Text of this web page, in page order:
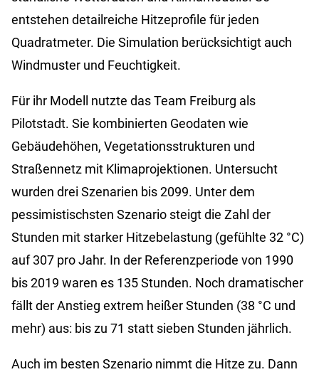
entstehen detailreiche Hitzeprofile für jeden
Quadratmeter. Die Simulation berücksichtigt auch
Windmuster und Feuchtigkeit.
Für ihr Modell nutzte das Team Freiburg als
Pilotstadt. Sie kombinierten Geodaten wie
Gebäudehöhen, Vegetationsstrukturen und
Straßennetz mit Klimaprojektionen. Untersucht
wurden drei Szenarien bis 2099. Unter dem
pessimistischsten Szenario steigt die Zahl der
Stunden mit starker Hitzebelastung (gefühlte 32 °C)
auf 307 pro Jahr. In der Referenzperiode von 1990
bis 2019 waren es 135 Stunden. Noch dramatischer
fällt der Anstieg extrem heißer Stunden (38 °C und
mehr) aus: bis zu 71 statt sieben Stunden jährlich.
Auch im besten Szenario nimmt die Hitze zu. Dann